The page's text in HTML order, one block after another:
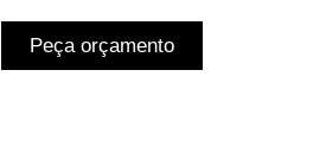
Peça orçamento